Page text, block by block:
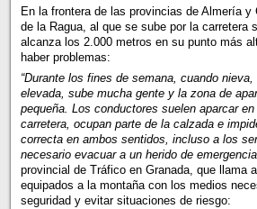
En la frontera de las provincias de Almería y
de la Ragua, al que se sube por la carretera
alcanza los 2.000 metros en su punto más
haber problemas:
“Durante los fines de semana, cuando
elevada, sube mucha gente y la zona de
pequeña. Los conductores suelen aparcar
carretera, ocupan parte de la calzada e
correcta en ambos sentidos, incluso a los
necesario evacuar a un herido de
provincial de Tráfico en Granada, que llama
equipados a la montaña con los medios
seguridad y evitar situaciones de riesgo: